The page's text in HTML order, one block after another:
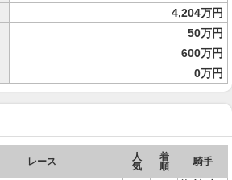
4,204万円
50万円
600万円
0万円
レース
人
気
着
順
騎手